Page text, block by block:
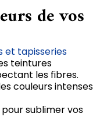
de vos
et tapisseries
teintures
les fibres.
couleurs intenses
sublimer vos